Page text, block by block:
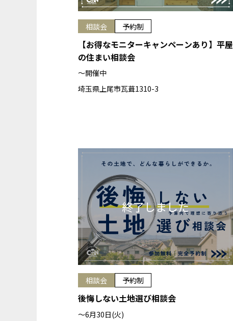
相談会 予約制
【お得なモニターキャンペーンあり】平屋
の住まい相談会
〜開催中
埼玉県上尾市瓦葺1310-3
相談会 予約制
後悔しない土地選び相談会
〜6月30日(火)